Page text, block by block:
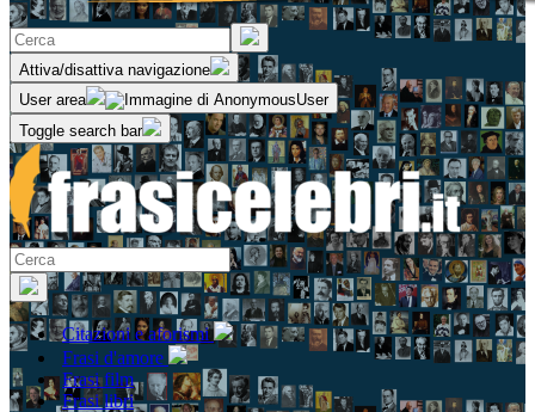
Attiva/disattiva navigazione
User area
Toggle search bar
Citazioni e aforismi
Frasi d'amore
Frasi film
Frasi libri